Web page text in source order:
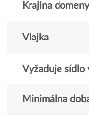
Krajina domeny
Vlajka
Vyžaduje sídlo
Minimálna